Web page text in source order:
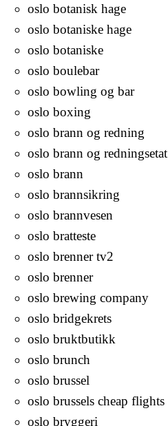
oslo botanisk hage
oslo botaniske hage
oslo botaniske
oslo boulebar
oslo bowling og bar
oslo boxing
oslo brann og redning
oslo brann og redningsetat
oslo brann
oslo brannsikring
oslo brannvesen
oslo bratteste
oslo brenner tv2
oslo brenner
oslo brewing company
oslo bridgekrets
oslo bruktbutikk
oslo brunch
oslo brussel
oslo brussels cheap flights
oslo bryggeri